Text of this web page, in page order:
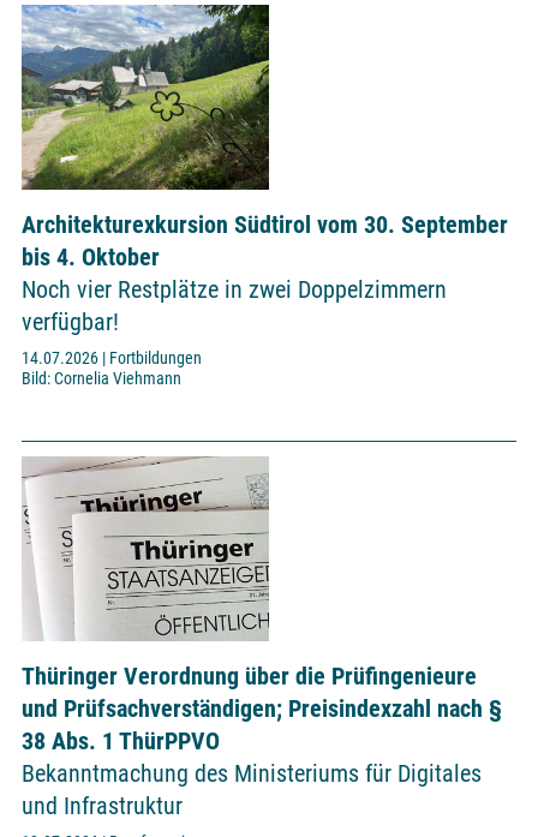
Architekturexkursion Südtirol vom 30. September
bis 4. Oktober
Noch vier Restplätze in zwei Doppelzimmern
verfügbar!
14.07.2026 | Fortbildungen
Bild: Cornelia Viehmann
Thüringer Verordnung über die Prüfingenieure
und Prüfsachverständigen; Preisindexzahl nach §
38 Abs. 1 ThürPPVO
Bekanntmachung des Ministeriums für Digitales
und Infrastruktur